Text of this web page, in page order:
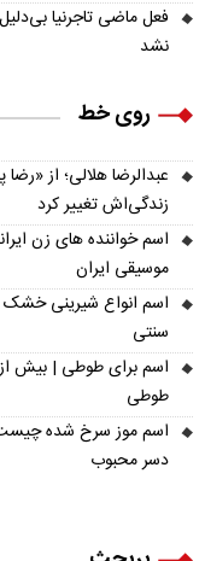
فعل ماضی تاجرنیا
نشد
روی خط
عبدالرضا هلالی؛ از
زندگی‌اش تغییر کرد
اسم خواننده های زن
موسیقی ایران
اسم انواع شیرینی خشک
سنتی
طوطی
اسم موز سرخ شده
دسر محبوب